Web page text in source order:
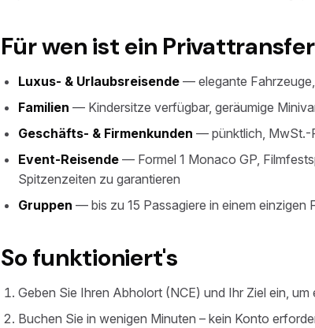
Für wen ist ein
Luxus- & Urlaubsreisende — elegante
Familien — Kindersitze verfügbar, geräumige
Geschäfts- & Firmenkunden — pünktlich, MwSt.-
Event-Reisende — Formel 1 Monaco GP,
Spitzenzeiten zu garantieren
Gruppen — bis zu 15 Passagiere in einem einzigen
So funktioniert's
Geben Sie Ihren Abholort (NCE) und Ihr Ziel ein,
Buchen Sie in wenigen Minuten – kein Konto